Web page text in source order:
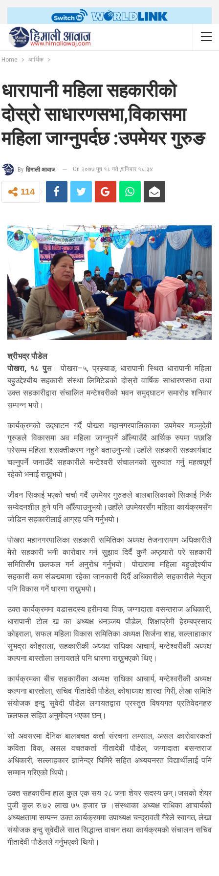
Home आर्थिक
धारापानी महिला सहकारीको
दोस्रो साधारणसभा,विकासमा
महिला जाग्नुपर्दछ :उपमेयर गुरुङ
By हिमाली आवाज On २०७७ पुष १८ गते ,शनिबार १८:३४
114
श्रीभद्र पौडेल
पोखरा, १८ पुस। पोखरा–५, प्रस्र्याङ, धारापानी स्थित धारापानी महिला
बहुउद्देश्यीय सहकारी संस्था लिमिटेडको दोस्रो वार्षिक साधारणसभा तथा
उक्त सहकारीद्वारा संचालित मन्टेश्वरीको भवन समुद्घाटन समारोह शनिवार
सम्पन्न भयो।
कार्यक्रमको उद्घाटन गर्दै पोखरा महानगरपालिकाका उपमेयर मञ्जुदेवी
गुरुङले विकासमा अव महिला जाग्नुपर्ने औँल्याउँदै आर्थिक रुपमा पछाडि
परेसम्म महिला शसक्तीकरण नहुने बताउनुभयो।उहाँले सहकारी सहकार्यबाट
चल्नुपर्ने जनाउँदै सहकारीले मन्टेश्वरी संचालनको सुरुवात गर्नु महत्वपूर्ण
रहेको भनाई राख्नुभयो।
जीवन सिकाई भएको चर्चा गर्दै उपमेयर गुरुङले बालबालिकाको सिकाई निकै
सम्वेदनशील हुने पनि औँल्याउनुभयो।उहाँले उपमेयरसँग महिला कार्यक्रमसँग
जोडिन सहकारीलाई आग्रह पनि गर्नुभयो।
पोखरा महानगरपालिका सहकारी समितिका अध्यक्ष तेजनारायण अधिकारीले
मेरो सहकारी भनी कारोवार गर्न सुझाव दिर्दै कुनै अप्ठ्यारो परे सहकारी
समितिसँग छलफल गर्न अनुरोध गर्नुभयो। पोखरामा महिला बहुउद्देश्यीय
सहकारी कम संङख्यामा रहेका जानकारी दिर्दै अधिकारीले सहकारीले नेतृत्व
पनि विकास गर्ने धारणा राख्नुभयो।
उक्त कार्यक्रममा वडासदस्य हरीमाया विक, जग्गादाता वसन्तराज अधिकारी,
धारापानी टोल ख का अध्यक्ष धनञ्जय पौडेल, शिक्षाप्रेमी हेरम्बप्रसाद
कोइराला, सफल महिला विकास समितिका अध्यक्ष सिर्जना शाह, सल्लाहाकार
सुभद्रा कोइराला, सहकारीकी अध्यक्ष राधिका आचार्य, मन्टेश्वरीकी अध्यक्ष
कल्पना बास्तोला लगायतले पनि धारणा राख्नुभएको थिए।
कार्यक्रमका बीच सहकारीका अध्यक्ष राधिका आचार्य, मन्टेश्वरीकी अध्यक्ष
कल्पना बास्तोला, सचिव गीतादेवी पौडेल, कोषाध्यक्ष शारदा गिरी, लेखा समिति
संयोजक इन्दु सुवेदी पौडेल लगायतद्वारा प्रस्तुत विषयगत प्रतिवेदनहरु
छलफल सहित अनुमोदन भएका छन्।
सो अवसरमा दैनिक बालबचत कर्ता संरचना लम्साल, असल कारोवारकर्ता
कविता विक, असल वचतकर्ता गीतादेवी पौडेल, जग्गादाता बसन्तराज
अधिकारी, सल्लाहकार ज्ञानेन्द्र घिमिरे सहित अध्ययनरत विद्यार्थीलाई पनि
सम्मान गरिएको थियो।
उक्त सहकारीमा हाल कुल एक सय २८ जना शेयर सदस्य छन्।जसको शेयर
पुजी कुल रु.७२ लाख ७५ हजार छ ।संस्थाका अध्यक्ष राधिका आचार्यको
अध्यक्षतामा सम्पन्न उक्त कार्यक्रममा उपाध्यक्ष चन्द्रावती गैरेले स्वागत, लेखा
संयोजक इन्दु सुवेदीले सात सिद्धान्त वाचन तथा कार्यक्रमको संचालन सचिव
गीतादेवी पौडेलले गर्नुभएको थियो।